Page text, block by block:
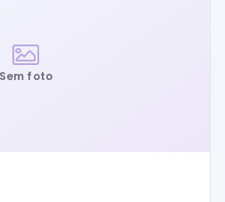
Sem foto